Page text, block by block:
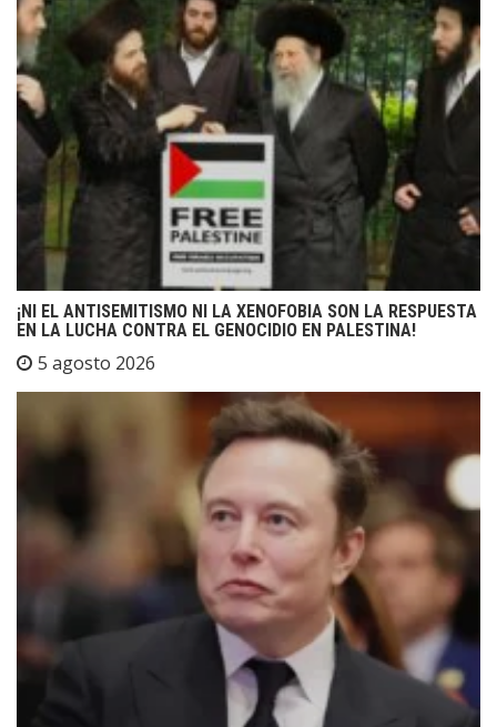
¡NI EL ANTISEMITISMO NI LA XENOFOBIA SON LA RESPUESTA
EN LA LUCHA CONTRA EL GENOCIDIO EN PALESTINA!
5 agosto 2026